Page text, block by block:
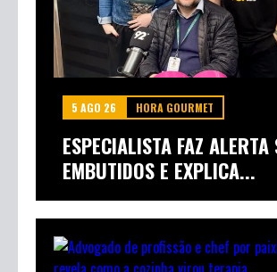
5 AGO 26 HORA GOURMET
ESPECIALISTA FAZ ALERTA
EMBUTIDOS E EXPLICA...